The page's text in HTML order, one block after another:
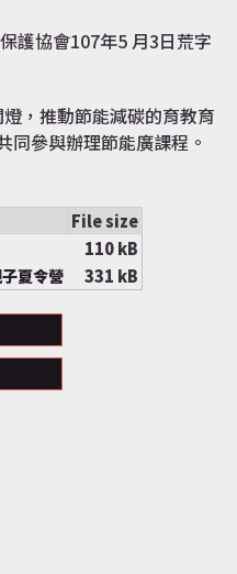
護協會107年5 月3日荒字
，推動節能減碳的育教育
同參與辦理節能廣課程。
File size
110 kB
夏令營
331 kB